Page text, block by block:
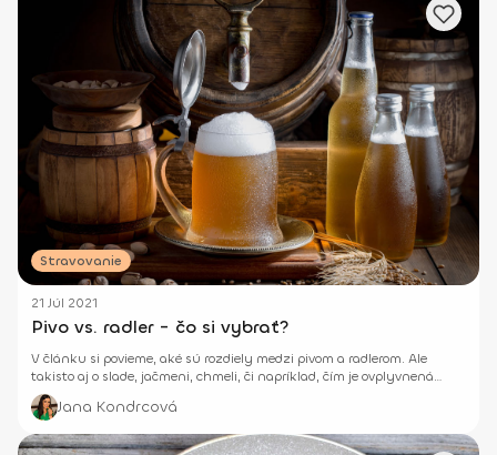
Stravovanie
21 Júl 2021
Pivo vs. radler - čo si vybrať?
V článku si povieme, aké sú rozdiely medzi pivom a radlerom. Ale
takisto aj o slade, jačmeni, chmeli, či napríklad, čím je ovplyvnená
farba piva.
Jana Kondrcová